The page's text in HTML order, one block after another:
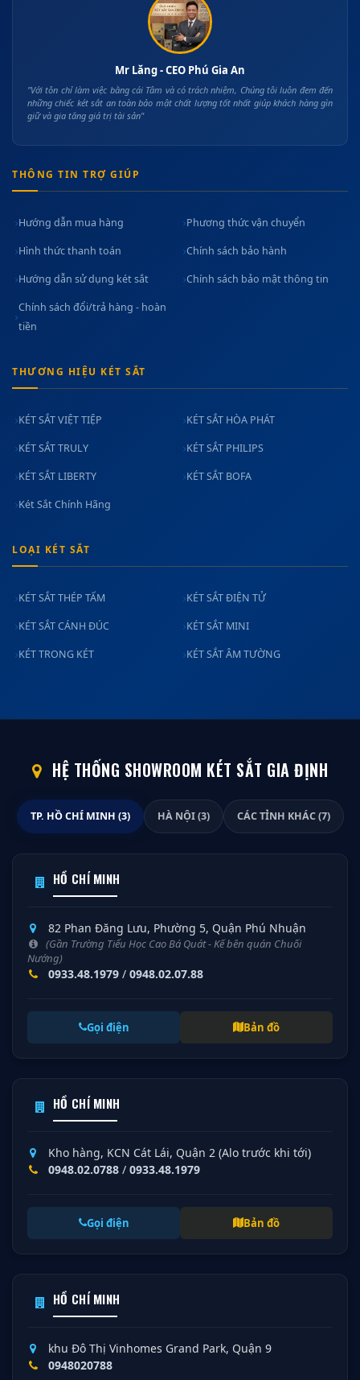
Mr Lăng - CEO Phú Gia An
"Với tôn chỉ làm việc bằng cái Tâm và có trách nhiệm, Chúng tôi luôn đem đến
những chiếc két sắt an toàn bảo mật chất lượng tốt nhất giúp khách hàng gìn
giữ và gia tăng giá trị tài sản"
THÔNG TIN TRỢ GIÚP
Hướng dẫn mua hàng Phương thức vận chuyển
Hình thức thanh toán Chính sách bảo hành
Hướng dẫn sử dụng két sắt Chính sách bảo mật thông tin
Chính sách đổi/trả hàng - hoàn
tiền
THƯƠNG HIỆU KÉT SẮT
KÉT SẮT VIỆT TIỆP KÉT SẮT HÒA PHÁT
KÉT SẮT TRULY KÉT SẮT PHILIPS
KÉT SẮT LIBERTY KÉT SẮT BOFA
Két Sắt Chính Hãng
LOẠI KÉT SẮT
KÉT SẮT THÉP TẤM KÉT SẮT ĐIỆN TỬ
KÉT SẮT CÁNH ĐÚC KÉT SẮT MINI
KÉT TRONG KÉT KÉT SẮT ÂM TƯỜNG
HỆ THỐNG SHOWROOM KÉT SẮT GIA ĐỊNH
TP. HỒ CHÍ MINH (3) HÀ NỘI (3) CÁC TỈNH KHÁC (7)
HỒ CHÍ MINH
82 Phan Đăng Lưu, Phường 5, Quận Phú Nhuận
(Gần Trường Tiểu Học Cao Bá Quát - Kế bên quán Chuối
Nướng)
0933.48.1979 / 0948.02.07.88
Gọi điện Bản đồ
HỒ CHÍ MINH
Kho hàng, KCN Cát Lái, Quận 2 (Alo trước khi tới)
0948.02.0788 / 0933.48.1979
Gọi điện Bản đồ
HỒ CHÍ MINH
khu Đô Thị Vinhomes Grand Park, Quận 9
0948020788